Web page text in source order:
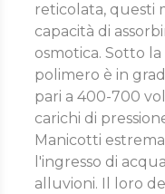
reticolata, questi
capacità di
osmotica. Sotto la
polimero è in
pari a 400-700
carichi di
Manicotti
l'ingresso di
alluvioni. Il loro